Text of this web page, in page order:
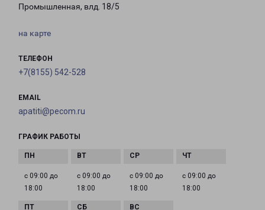
Промышленная, влд. 18/5
на карте
ТЕЛЕФОН
+7(8155) 542-528
EMAIL
apatiti@pecom.ru
ГРАФИК РАБОТЫ
с 09:00 до
18:00
с 09:00 до
18:00
с 09:00 до
18:00
с 09:00 до
18:00